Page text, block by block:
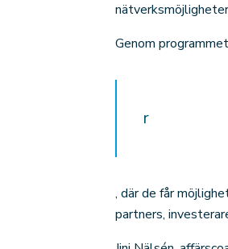
Genom
r
, där de får
partners,